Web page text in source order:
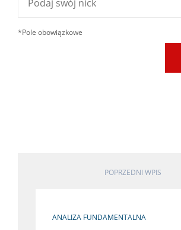
*Pole obowiązkowe
POPRZEDNI WPIS
ANALIZA FUNDAMENTALNA